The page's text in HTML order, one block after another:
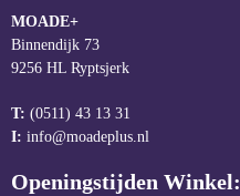
MOADE+
Binnendijk 73
9256 HL Ryptsjerk
T: (0511) 43 13 31
I: info@moadeplus.nl
Openingstijden Winkel: